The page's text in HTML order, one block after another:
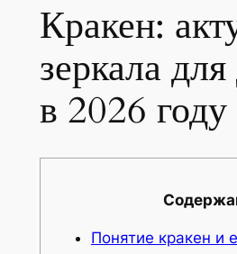
Кракен:
зеркала
в 2026 году
Понятие кракен и